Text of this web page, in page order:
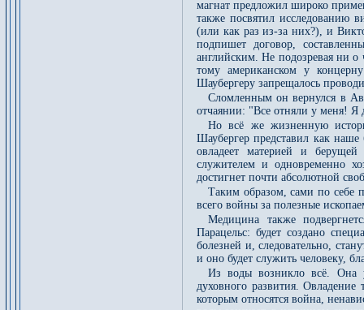
магнат предложил широко
также посвятил исследованию
(или как раз из-за них?), и
подпишет договор,
английским. Не подозревая ни
тому американском у
Шаубергеру запрещалось
Сломленным он вернулся в
отчаянии: "Все отняли у меня! Я
Но всё же жизненную
Шаубергер представил как
овладеет материей и берущей
служителем и одновременно
достигнет почти абсолютной
Таким образом, сами по себе
всего войны за полезные
Медицина также
Парацельс: будет создано
болезней и, следовательно,
и оно будет служить человеку,
Из воды возникло всё. Она
духовного развития.
которым относятся война,